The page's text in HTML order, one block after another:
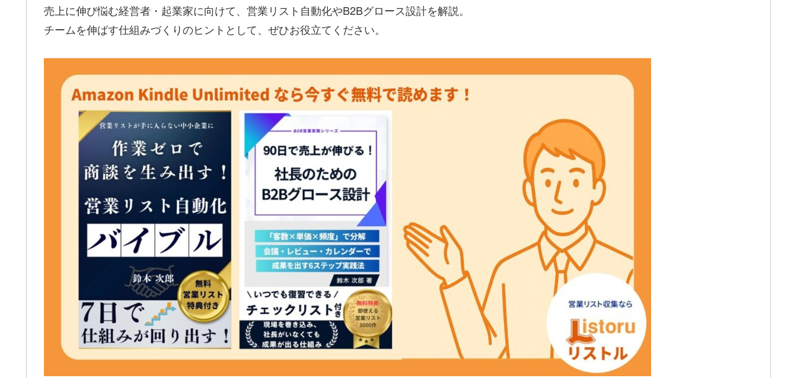
売上に伸び悩む経営者・起業家に向けて、営業リスト自動化やB2Bグロース設計を解説。
チームを伸ばす仕組みづくりのヒントとして、ぜひお役立てください。